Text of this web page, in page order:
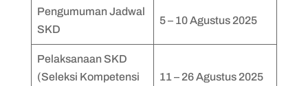
Pengumuman Jadwal
SKD
5 – 10 Agustus 2025
Pelaksanaan SKD
(Seleksi Kompetensi
11 – 26 Agustus 2025